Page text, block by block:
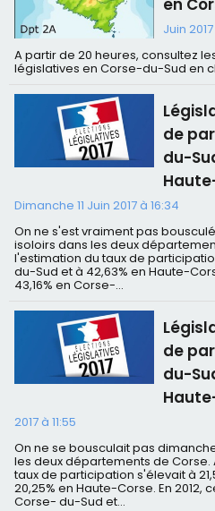
en
Juin
A partir de 20 heures, consultez
législatives en Corse-du-Sud en
de
du-
Dimanche 11 Juin 2017 à 16:34
On ne s'est vraiment pas
isoloirs dans les deux
l'estimation du taux de
du-Sud et à 42,63% en Haute-
43,16% en Corse-...
de
du-
2017 à 11:55
On ne se bousculait pas
les deux départements de Corse.
taux de participation s'élevait à
20,25% en Haute-Corse. En 2012,
Corse- du-Sud et...